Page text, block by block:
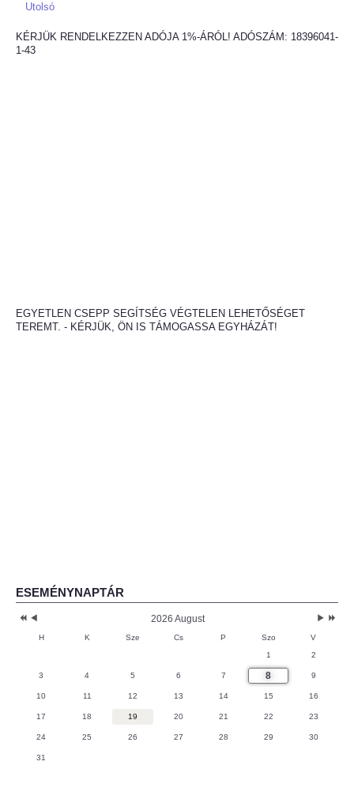
Utolsó
KÉRJÜK RENDELKEZZEN ADÓJA 1%-ÁRÓL! ADÓSZÁM: 18396041-
1-43
EGYETLEN CSEPP SEGÍTSÉG VÉGTELEN LEHETŐSÉGET
TEREMT. - KÉRJÜK, ÖN IS TÁMOGASSA EGYHÁZÁT!
ESEMÉNYNAPTÁR
2026 August
H K Sze Cs P Szo
V
1
2
3 4 5 6 7 8 9
10 11 12 13 14 15 16
17 18 19 20 21 22 23
24 25 26 27 28 29 30
31